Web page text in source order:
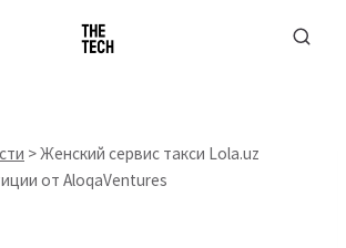
>Женский сервис такси Lola.uz
от AloqaVentures